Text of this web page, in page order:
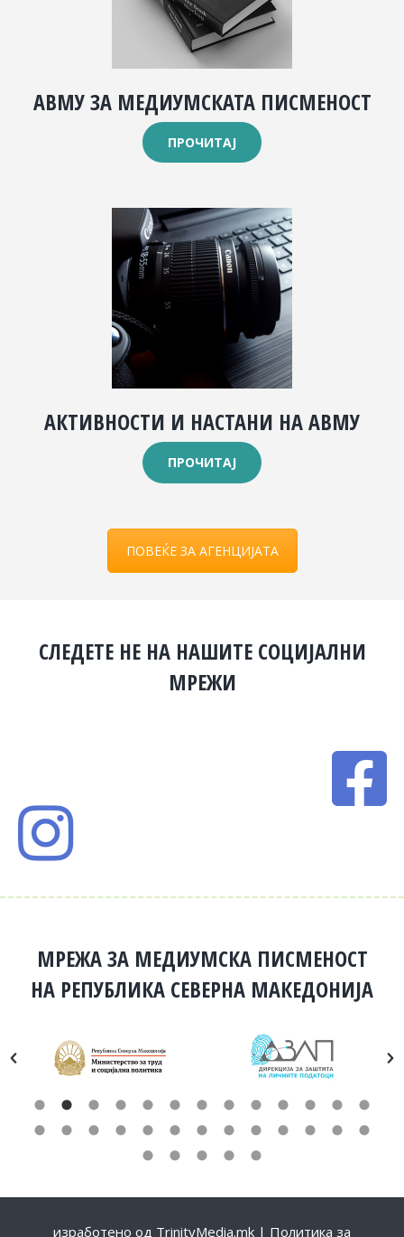
АВМУ ЗА МЕДИУМСКАТА ПИСМЕНОСТ
ПРОЧИТАЈ
АКТИВНОСТИ И НАСТАНИ НА АВМУ
ПРОЧИТАЈ
ПОВЕЌЕ ЗА АГЕНЦИЈАТА
СЛЕДЕТЕ НЕ НА НАШИТЕ СОЦИЈАЛНИ
МРЕЖИ
МРЕЖА ЗА МЕДИУМСКА ПИСМЕНОСТ
НА РЕПУБЛИКА СЕВЕРНА МАКЕДОНИЈА
изработено од TrinityMedia.mk | Политика за